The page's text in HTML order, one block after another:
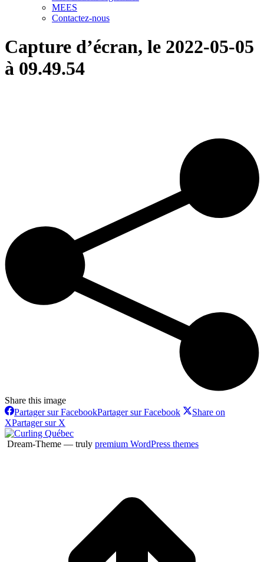
MEES
Contactez-nous
Capture d’écran, le 2022-05-05
à 09.49.54
Share this image
Partager sur FacebookPartager sur Facebook
Share on
XPartager sur X
Dream-Theme — truly premium WordPress themes